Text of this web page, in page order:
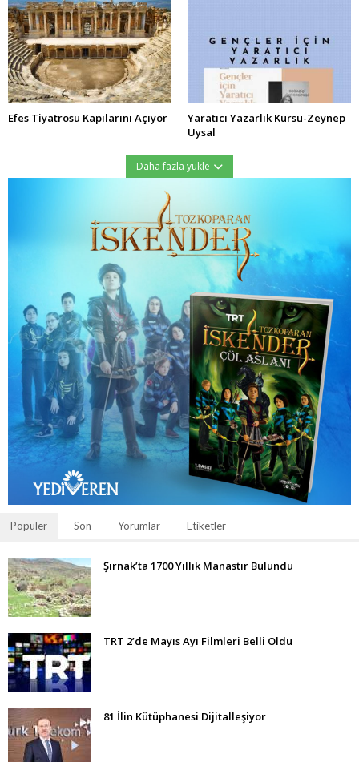
Efes Tiyatrosu Kapılarını Açıyor
Yaratıcı Yazarlık Kursu-Zeynep
Uysal
Daha fazla yükle
Popüler Son Yorumlar Etiketler
Şırnak’ta 1700 Yıllık Manastır Bulundu
TRT 2’de Mayıs Ayı Filmleri Belli Oldu
81 İlin Kütüphanesi Dijitalleşiyor